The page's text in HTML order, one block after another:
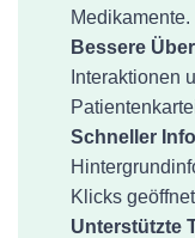
Medikamente.
Bessere
Interaktionen
Schneller
Klicks
Unterstützte